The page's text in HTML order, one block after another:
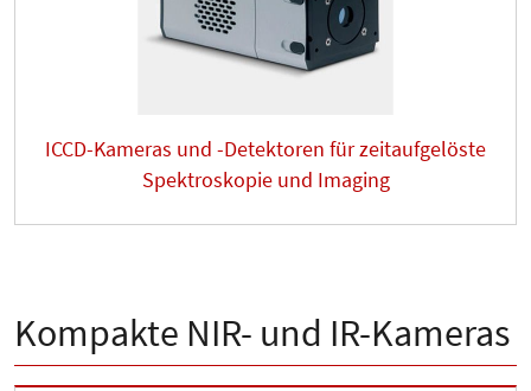
ICCD-Kameras und -Detektoren für zeitaufgelöste
Spektroskopie und Imaging
Kompakte NIR- und IR-Kameras